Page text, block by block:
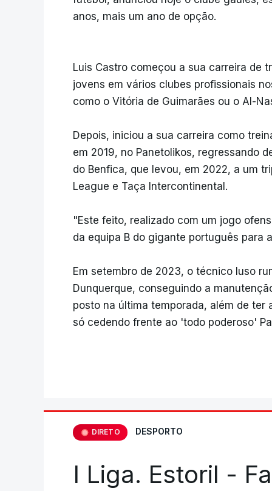
anos, mais um ano de opção.
Luis Castro começou a sua carreira de
jovens em vários clubes profissionais
como o Vitória de Guimarães ou o Al-
Depois, iniciou a sua carreira como
em 2019, no Panetolikos, regressando
do Benfica, que levou, em 2022, a um
League e Taça Intercontinental.
"Este feito, realizado com um jogo
da equipa B do gigante português para
Em setembro de 2023, o técnico luso
Dunquerque, conseguindo a
posto na última temporada, além de ter
só cedendo frente ao 'todo poderoso'
DIRETO DESPORTO
I Liga. Estoril -